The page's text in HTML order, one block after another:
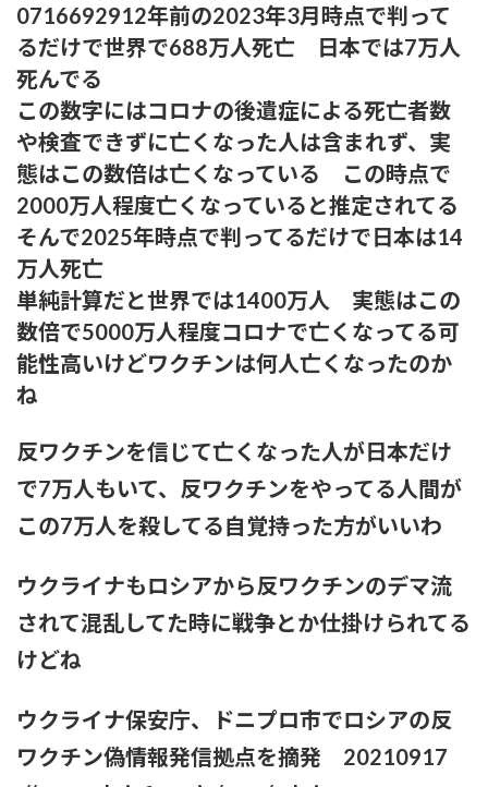
【画像】風俗でこのレベルのキツネ系女子が出てきたらどうす
る？
赤木野々花アナ おはよう日本【GIF動画あり】
あいみょん「私が乳出してるみたいな…きもすぎ」ネット上で
出回るAI画像に苦言
【感謝】イコラブ人気メンバー・齋藤樹愛羅さんが『盛れ！
ミ・アモーレ』を踊ってくださる
【ファッション】「同級生に笑われたことも」現役女子大生が
「全身レギンス姿」で大学に通う理由
【騒然】中西香菜さんの夫・福永活也さん「妻が出ていってし
まいました」⇒真相発覚
御手洗菜々アナと南後杏子アナ 踊って胸が微揺れ！！【GIF
粗品ってくっそ面白いのになんでジジイに嫌われてるん
プリズンブレイク、シーズン1を超えるドラマや映画世の中に
存在しない説
【テレビ】玉川徹「僕はマイナンバーカードを持っていない。
いい」★3
【結論】やっぱロリ巨乳キャラが1番抜ける
0716692912年前の2023年3月時点で判って
るだけで世界で688万人死亡 日本では7万人
死んでる
この数字にはコロナの後遺症による死亡者数
や検査できずに亡くなった人は含まれず、実
態はこの数倍は亡くなっている この時点で
2000万人程度亡くなっていると推定されてる
そんで2025年時点で判ってるだけで日本は14
万人死亡
単純計算だと世界では1400万人 実態はこの
数倍で5000万人程度コロナで亡くなってる可
能性高いけどワクチンは何人亡くなったのか
ね
反ワクチンを信じて亡くなった人が日本だけ
で7万人もいて、反ワクチンをやってる人間が
この7万人を殺してる自覚持った方がいいわ
ウクライナもロシアから反ワクチンのデマ流
されて混乱してた時に戦争とか仕掛けられてる
けどね
ウクライナ保安庁、ドニプロ市でロシアの反
ワクチン偽情報発信拠点を摘発 20210917